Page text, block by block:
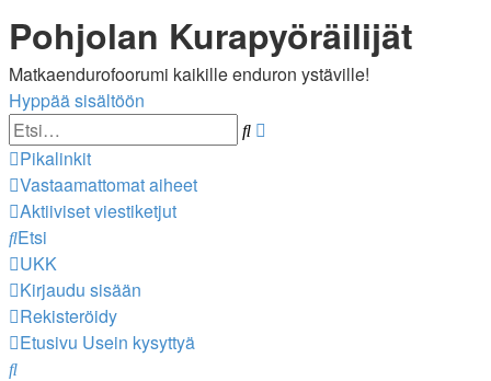
Pohjolan Kurapyöräilijät
Matkaendurofoorumi kaikille enduron ystäville!
Hyppää sisältöön
Etsi
Pikalinkit
Vastaamattomat aiheet
Aktiiviset viestiketjut
Etsi
UKK
Kirjaudu sisään
Rekisteröidy
Etusivu Usein kysyttyä
Etsi